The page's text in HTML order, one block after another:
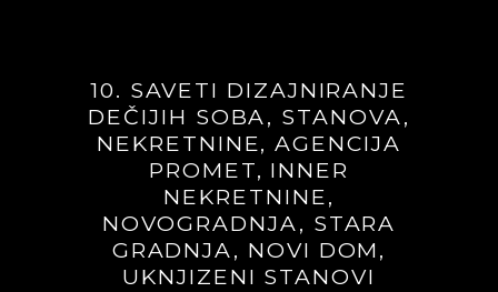
10. SAVETI DIZAJNIRANJE
DEČIJIH SOBA, STANOVA,
NEKRETNINE, AGENCIJA
PROMET, INNER
NEKRETNINE,
NOVOGRADNJA, STARA
GRADNJA, NOVI DOM,
UKNJIZENI STANOVI